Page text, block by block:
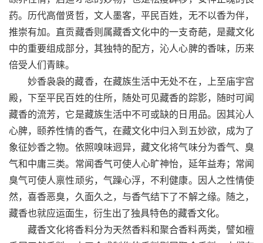
药。历代高僧贤哲，文人墨客，平民百姓，无不以香为伴，
推崇有加。直贡藏香则属藏香文化中的一支奇葩，是藏文化
中的重要组成部分，其独特的配方，沁人心脾的香味，历来
倍受人们青睐。
妙香袅袅的藏香，在藏族生活中无处不在，上至庙宇宫
殿，下至平民百姓的住所，随处可见藏香的踪影，随时可闻
藏香的流芳，它是藏族生活中不可或缺的日用品。因其沁人
心脾，颐养性情的香气，在藏文化中归入到五妙欲，成为了
象征妙香之物。依照嗅味迥异，藏文化将气味分为香气、臭
气和中庸三类。常闻香气可使人心旷神怡，延年益寿；常闻
臭气可使人禀性顽劣，气躁心浮，不利健康。因人之性情使
然，喜香恶臭，久面久之，与香气结下了不解之缘。随之，
藏香也就应运面生，衍生出了独具特色的藏香文化。
藏香文化将香料分为天然香料和聚合香料两类，譬如檀